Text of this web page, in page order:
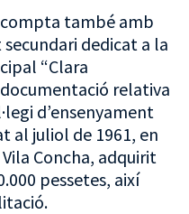
també amb
dedicat a la
“Clara
relativa
d’ensenyament
al juliol de 1961, en
Concha, adquirit
pessetes, així